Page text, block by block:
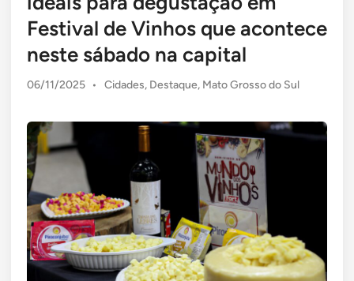
Festival de Vinhos que acontece
neste sábado na capital
06/11/2025 •
Posted
Cidades, Destaque, Mato Grosso do Sul